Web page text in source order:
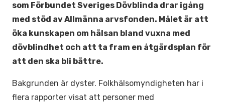
som Förbundet Sveriges Dövblinda drar igång
med stöd av Allmänna arvsfonden. Målet är att
öka kunskapen om hälsan bland vuxna med
dövblindhet och att ta fram en åtgärdsplan för
att den ska bli bättre.
Bakgrunden är dyster. Folkhälsomyndigheten har i
flera rapporter visat att personer med